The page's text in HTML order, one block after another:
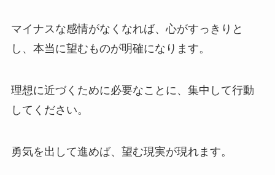
マイナスな感情がなくなれば、心がすっきりと
し、本当に望むものが明確になります。
理想に近づくために必要なことに、集中して行動
してください。
勇気を出して進めば、望む現実が現れます。